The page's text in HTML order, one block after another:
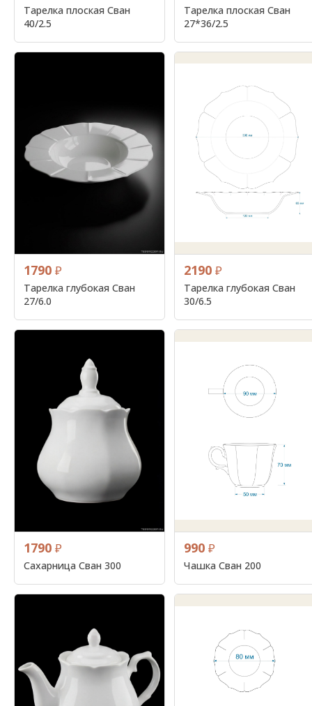
Тарелка плоская Сван
40/2.5
Тарелка плоская Сван
27*36/2.5
1790 ₽
Тарелка глубокая Сван
27/6.0
2190 ₽
Тарелка глубокая Сван
30/6.5
1790 ₽
Сахарница Сван 300
990 ₽
Чашка Сван 200